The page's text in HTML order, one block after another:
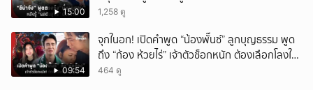
15:00 1,258 ดู
09:54
จุกในอก! เปิดคำพูด “น้องพั๊นซ์” ลูกบุญธรรม พูด
ถึง “ก้อง ห้วยไร่” เจ้าตัวช็อกหนัก ต้องเลือกโลงให้
ลูก!
464 ดู